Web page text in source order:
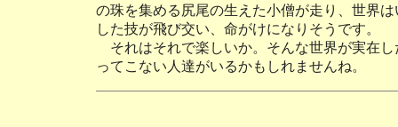
の珠を集める尻尾の生えた小僧が走り、世界
した技が飛び交い、命がけになりそうです。
それはそれで楽しいか。そんな世界が実在
ってこない人達がいるかもしれませんね。